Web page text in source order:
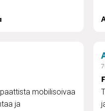
mobilisoivaa
ja